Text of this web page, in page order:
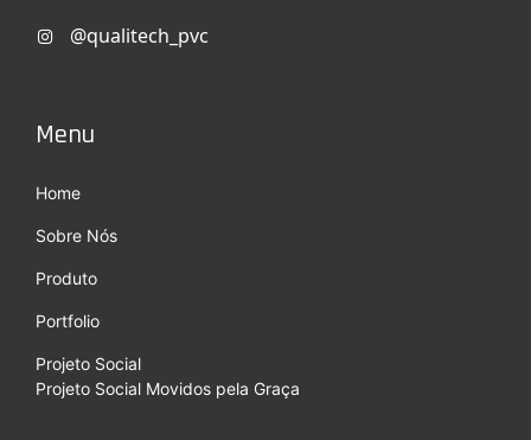
Menu
Home
Sobre Nós
Produto
Portfolio
Projeto Social
Projeto Social Movidos pela Graça